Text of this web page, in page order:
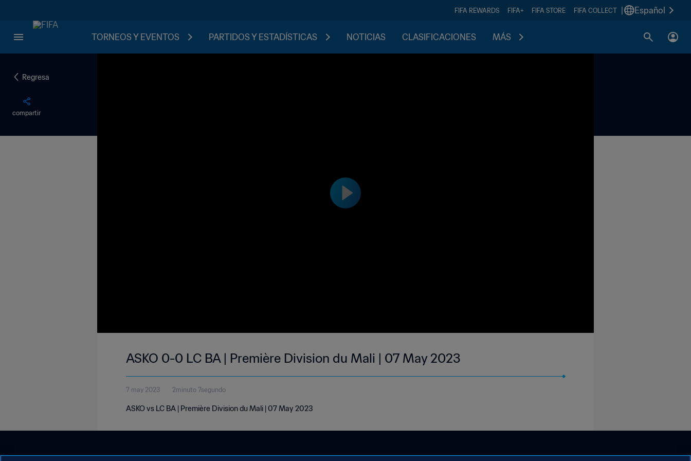
FIFA REWARDS FIFA+ FIFA STORE FIFA COLLECT Español
TORNEOS Y EVENTOS PARTIDOS Y ESTADÍSTICAS NOTICIAS CLASIFICACIONES MÁS
Regresa
compartir
ASKO 0-0 LC BA | Première Division du Mali | 07 May 2023
7 may 2023 2minuto 7segundo
ASKO vs LC BA | Première Division du Mali | 07 May 2023